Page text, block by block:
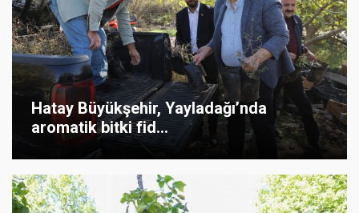
Hatay Büyükşehir, Yayladağı’nda
aromatik bitki fid...